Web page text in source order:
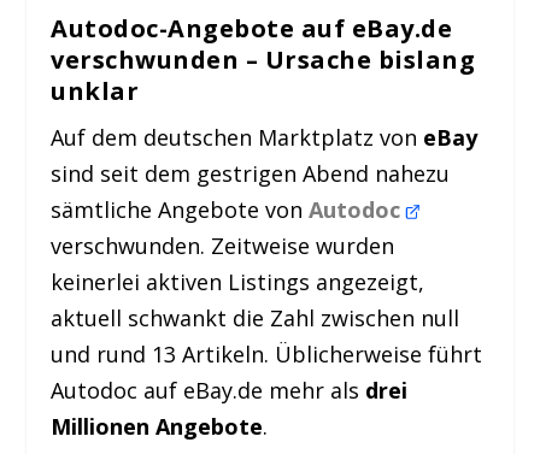
Autodoc-Angebote auf eBay.de
verschwunden – Ursache bislang
unklar
Auf dem deutschen Marktplatz von eBay
sind seit dem gestrigen Abend nahezu
sämtliche Angebote vonAutodoc
verschwunden. Zeitweise wurden
keinerlei aktiven Listings angezeigt,
aktuell schwankt die Zahl zwischen null
und rund 13 Artikeln. Üblicherweise führt
Autodoc auf eBay.de mehr als drei
Millionen Angebote.